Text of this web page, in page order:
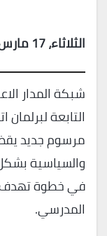
الثلاثاء، 17 مارس 2026
شبكة المدار
التابعة
مرسوم جديد
والسياسية
في خطوة تهدف
المدرسي.